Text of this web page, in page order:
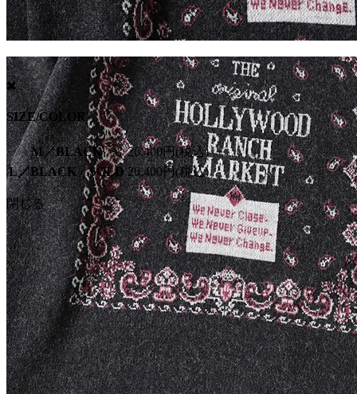
SIZE/COLOR
M／BLACK
26,400円(税込)
L／BLACK SOLD 26,400円(税込)
閉じる